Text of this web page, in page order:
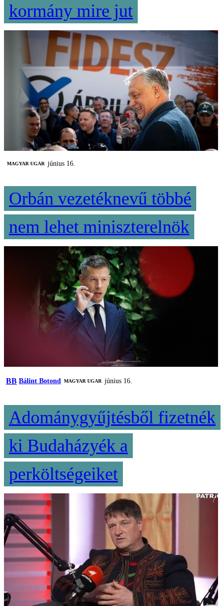
kormány mire jut
MAGYAR UGAR június 16.
Orbán vezetéknevű többé
nem lehet miniszterelnök
BB Bálint Botond MAGYAR UGAR június 16.
Adománygyűjtésből fizetnék
ki Budaházyék a
perköltségeiket